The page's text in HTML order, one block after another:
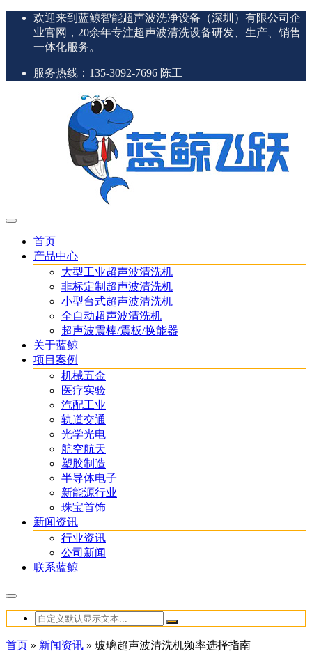
欢迎来到蓝鲸智能超声波洗净设备（深圳）有限公司企
业官网，20余年专注超声波清洗设备研发、生产、销售
一体化服务。
服务热线：135-3092-7696 陈工
首页
产品中心
大型工业超声波清洗机
非标定制超声波清洗机
小型台式超声波清洗机
全自动超声波清洗机
超声波震棒/震板/换能器
关于蓝鲸
项目案例
机械五金
医疗实验
汽配工业
轨道交通
光学光电
航空航天
塑胶制造
半导体电子
新能源行业
珠宝首饰
新闻资讯
行业资讯
公司新闻
联系蓝鲸
首页 » 新闻资讯 » 玻璃超声波清洗机频率选择指南